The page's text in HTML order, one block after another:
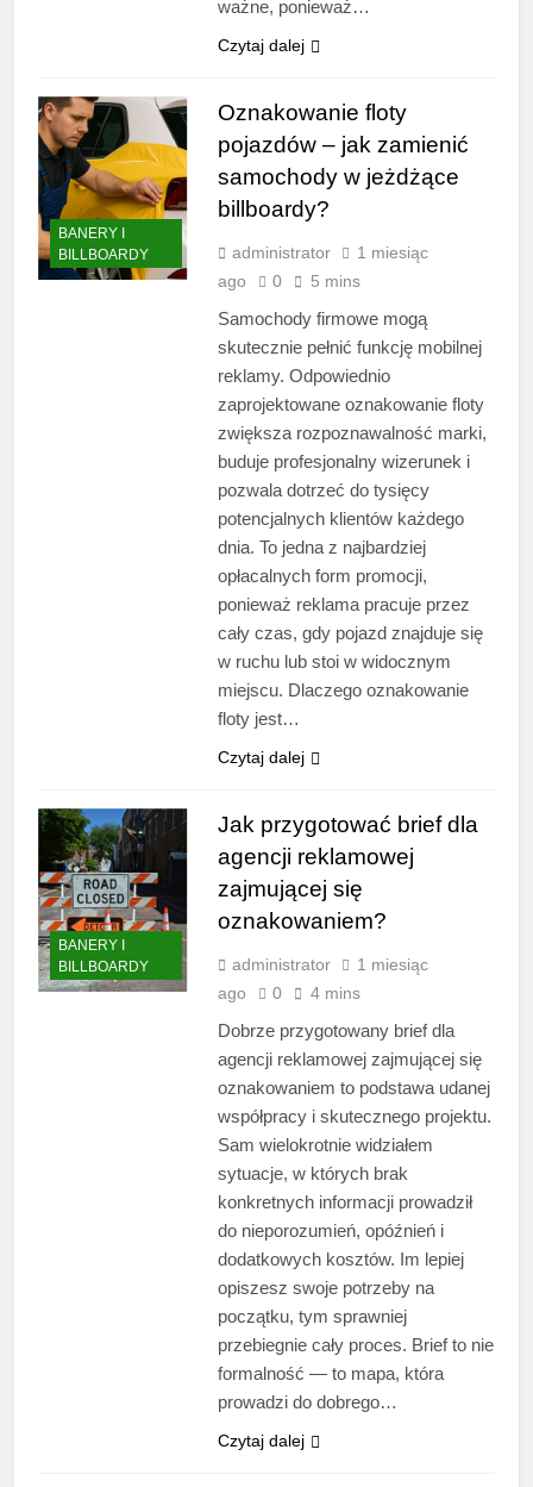
ważne, ponieważ…
Czytaj dalej
BANERY I
BILLBOARDY
Oznakowanie floty
pojazdów – jak zamienić
samochody w jeżdżące
billboardy?
administrator
1 miesiąc
ago
0 5 mins
Samochody firmowe mogą
skutecznie pełnić funkcję mobilnej
reklamy. Odpowiednio
zaprojektowane oznakowanie floty
zwiększa rozpoznawalność marki,
buduje profesjonalny wizerunek i
pozwala dotrzeć do tysięcy
potencjalnych klientów każdego
dnia. To jedna z najbardziej
opłacalnych form promocji,
ponieważ reklama pracuje przez
cały czas, gdy pojazd znajduje się
w ruchu lub stoi w widocznym
miejscu. Dlaczego oznakowanie
floty jest…
Czytaj dalej
BANERY I
BILLBOARDY
Jak przygotować brief dla
agencji reklamowej
zajmującej się
oznakowaniem?
administrator
1 miesiąc
ago
0 4 mins
Dobrze przygotowany brief dla
agencji reklamowej zajmującej się
oznakowaniem to podstawa udanej
współpracy i skutecznego projektu.
Sam wielokrotnie widziałem
sytuacje, w których brak
konkretnych informacji prowadził
do nieporozumień, opóźnień i
dodatkowych kosztów. Im lepiej
opiszesz swoje potrzeby na
początku, tym sprawniej
przebiegnie cały proces. Brief to nie
formalność — to mapa, która
prowadzi do dobrego…
Czytaj dalej